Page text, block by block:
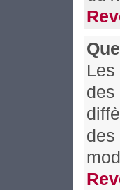
des
des